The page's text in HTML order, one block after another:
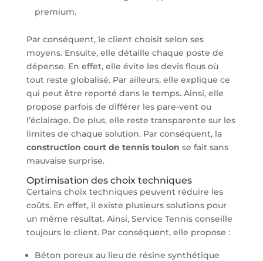
premium.
Par conséquent, le client choisit selon ses
moyens. Ensuite, elle détaille chaque poste de
dépense. En effet, elle évite les devis flous où
tout reste globalisé. Par ailleurs, elle explique ce
qui peut être reporté dans le temps. Ainsi, elle
propose parfois de différer les pare-vent ou
l’éclairage. De plus, elle reste transparente sur les
limites de chaque solution. Par conséquent, la
construction court de tennis toulon se fait sans
mauvaise surprise.
Optimisation des choix techniques
Certains choix techniques peuvent réduire les
coûts. En effet, il existe plusieurs solutions pour
un même résultat. Ainsi, Service Tennis conseille
toujours le client. Par conséquent, elle propose :
Béton poreux au lieu de résine synthétique